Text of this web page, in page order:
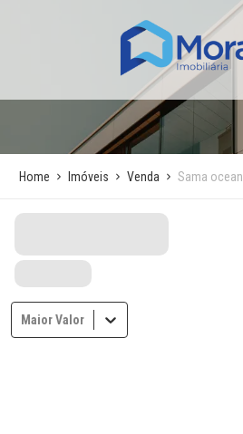
Home Imóveis Venda Sama ocean
Maior Valor